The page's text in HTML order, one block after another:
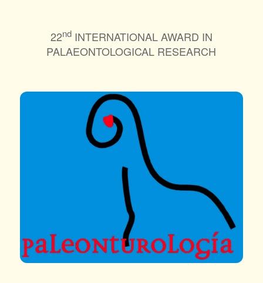
22ndINTERNATIONAL AWARD IN
PALAEONTOLOGICAL RESEARCH